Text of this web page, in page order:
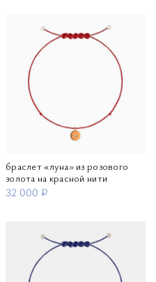
браслет «луна» из розового
золота на красной нити
32 000 ₽